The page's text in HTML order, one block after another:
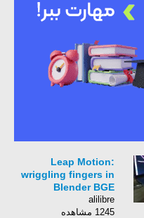
Leap Motion:
wriggling fingers in
Blender BGE
alilibre
1245 مشاهده